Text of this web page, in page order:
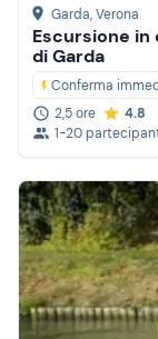
Garda, Verona
Escursione in
di Garda
Conferma
2,5 ore
4.8
1-20